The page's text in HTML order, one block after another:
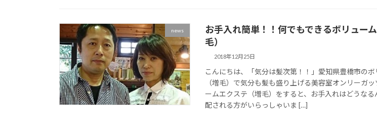
news
お手入れ簡単！！何でもできるボリュー
毛）
2018年12月25日
こんにちは、「気分は髪次第！！」愛知県豊橋市の
（増毛）で気分も髪も盛り上げる美容室オンリーガ
ームエクステ（増毛）をすると、お手入れはどうなる
配される方がいらっしゃいま […]